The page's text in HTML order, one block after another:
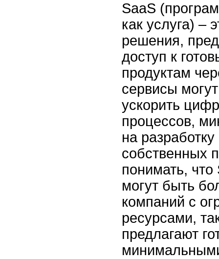
SaaS
как услуга) –
решения,
доступ к
продуктам
сервисы
ускорить
процессов,
на
собственных
понимать,
могут быть
компаний с
ресурсами,
предлагают